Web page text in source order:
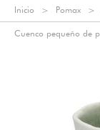
Inicio Pomax
Cuenco pequeño de